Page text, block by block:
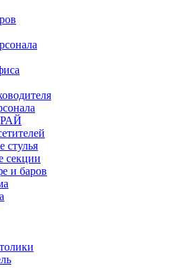
стулья
секции
и баров